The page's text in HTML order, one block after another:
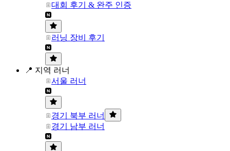
대회 후기 & 완주 인증
러닝 장비 후기
📍 지역 러너
서울 러너
경기 북부 러너
경기 남부 러너